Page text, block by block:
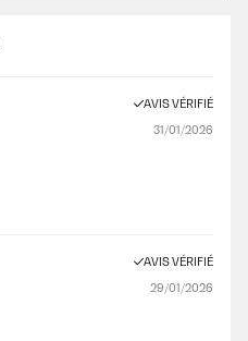
AVIS VÉRIFIÉ
31/01/2026
AVIS VÉRIFIÉ
29/01/2026